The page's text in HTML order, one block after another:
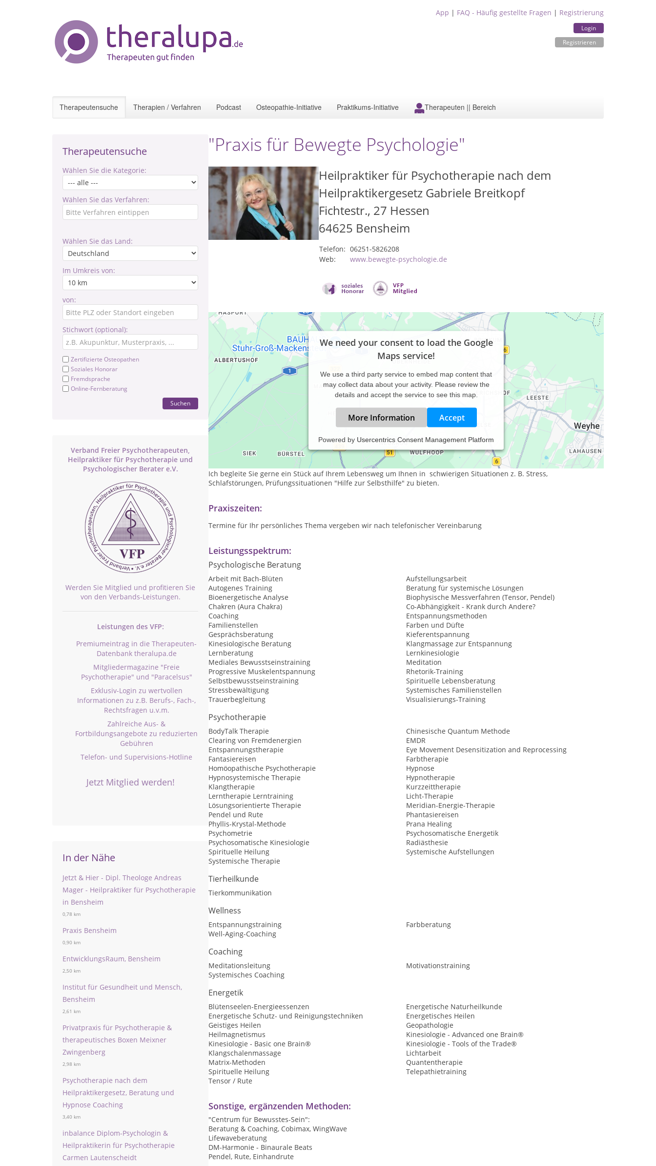
App | FAQ - Häufig gestellte Fragen | Registrierung
Login
Registrieren
Therapeutensuche Therapien / Verfahren Podcast Osteopathie-Initiative Praktikums-Initiative Therapeuten || Bereich
Therapeutensuche
Wählen Sie die Kategorie:
Wählen Sie das Verfahren:
Wählen Sie das Land:
Im Umkreis von:
von:
Stichwort (optional):
Zertifizierte Osteopathen
Soziales Honorar
Fremdsprache
Online-Fernberatung
Suchen
Verband Freier Psychotherapeuten,
Heilpraktiker für Psychotherapie und
Psychologischer Berater e.V.
Werden Sie Mitglied und profitieren Sie
von den Verbands-Leistungen.
Leistungen des VFP:
Premiumeintrag in die Therapeuten-
Datenbank theralupa.de
Mitgliedermagazine "Freie
Psychotherapie" und "Paracelsus"
Exklusiv-Login zu wertvollen
Informationen zu z.B. Berufs-, Fach-,
Rechtsfragen u.v.m.
Zahlreiche Aus- &
Fortbildungsangebote zu reduzierten
Gebühren
Telefon- und Supervisions-Hotline
Jetzt Mitglied werden!
In der Nähe
Jetzt & Hier - Dipl. Theologe Andreas
Mager - Heilpraktiker für Psychotherapie
in Bensheim
0,78 km
Praxis Bensheim
0,90 km
EntwicklungsRaum, Bensheim
2,50 km
Institut für Gesundheit und Mensch,
Bensheim
2,61 km
Privatpraxis für Psychotherapie &
therapeutisches Boxen Meixner
Zwingenberg
2,98 km
Psychotherapie nach dem
Heilpraktikergesetz, Beratung und
Hypnose Coaching
3,40 km
inbalance Diplom-Psychologin &
Heilpraktikerin für Psychotherapie
Carmen Lautenscheidt
"Praxis für Bewegte Psychologie"
Heilpraktiker für Psychotherapie nach dem
Heilpraktikergesetz Gabriele Breitkopf
Fichtestr., 27 Hessen
64625 Bensheim
Telefon: 06251-5826208
Web:
www.bewegte-psychologie.de
We need your consent to load the Google
Maps service!
We use a third party service to embed map content that
may collect data about your activity. Please review the
details and accept the service to see this map.
More Information Accept
Powered by Usercentrics Consent Management Platform
Die "Praxis für Bewegte Psychologie" ist im "Centrum für Bewusstes-Sein" integriert. Als Heilpraktiker für Psychotherapie
nach dem Heilpraktikergesetz sind meine Schwerpunkte Therapie, Beratung, Coaching, Entspannung und Energiearbeit.
Ich begleite Sie gerne ein Stück auf Ihrem Lebensweg um Ihnen in schwierigen Situationen z. B. Stress,
Schlafstörungen, Prüfungssituationen "Hilfe zur Selbsthilfe" zu bieten.
Praxiszeiten:
Termine für Ihr persönliches Thema vergeben wir nach telefonischer Vereinbarung
Leistungsspektrum:
Psychologische Beratung
Arbeit mit Bach-Blüten
Aufstellungsarbeit
Autogenes Training
Beratung für systemische Lösungen
Bioenergetische Analyse
Biophysische Messverfahren (Tensor, Pendel)
Chakren (Aura Chakra)
Co-Abhängigkeit - Krank durch Andere?
Coaching
Entspannungsmethoden
Familienstellen
Farben und Düfte
Gesprächsberatung
Kieferentspannung
Kinesiologische Beratung
Klangmassage zur Entspannung
Lernberatung
Lernkinesiologie
Mediales Bewusstseinstraining
Meditation
Progressive Muskelentspannung
Rhetorik-Training
Selbstbewusstseinstraining
Spirituelle Lebensberatung
Stressbewältigung
Systemisches Familienstellen
Trauerbegleitung
Visualisierungs-Training
Psychotherapie
BodyTalk Therapie
Chinesische Quantum Methode
Clearing von Fremdenergien
EMDR
Entspannungstherapie
Eye Movement Desensitization and Reprocessing
Fantasiereisen
Farbtherapie
Homöopathische Psychotherapie
Hypnose
Hypnosystemische Therapie
Hypnotherapie
Klangtherapie
Kurzzeittherapie
Lerntherapie Lerntraining
Licht-Therapie
Lösungsorientierte Therapie
Meridian-Energie-Therapie
Pendel und Rute
Phantasiereisen
Phyllis-Krystal-Methode
Prana Healing
Psychometrie
Psychosomatische Energetik
Psychosomatische Kinesiologie
Radiästhesie
Spirituelle Heilung
Systemische Aufstellungen
Systemische Therapie
Tierheilkunde
Tierkommunikation
Wellness
Entspannungstraining
Farbberatung
Well-Aging-Coaching
Coaching
Meditationsleitung
Motivationstraining
Systemisches Coaching
Energetik
Blütenseelen-Energieessenzen
Energetische Naturheilkunde
Energetische Schutz- und Reinigungstechniken
Energetisches Heilen
Geistiges Heilen
Geopathologie
Heilmagnetismus
Kinesiologie - Advanced one Brain®
Kinesiologie - Basic one Brain®
Kinesiologie - Tools of the Trade®
Klangschalenmassage
Lichtarbeit
Matrix-Methoden
Quantentherapie
Spirituelle Heilung
Telepathietraining
Tensor / Rute
Sonstige, ergänzenden Methoden:
"Centrum für Bewusstes-Sein":
Beratung & Coaching, Cobimax, WingWave
Lifewaveberatung
DM-Harmonie - Binaurale Beats
Pendel, Rute, Einhandrute